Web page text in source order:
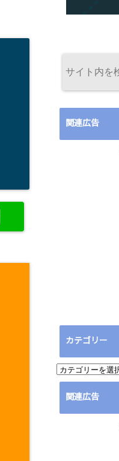
関連広告
カテゴリー
カ
テ
リ
関連広告